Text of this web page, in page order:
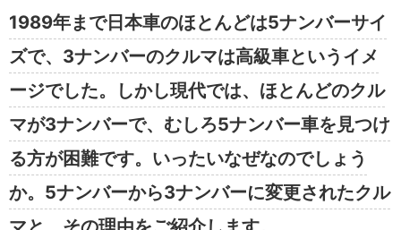
1989年まで日本車のほとんどは5ナンバーサイ
ズで、3ナンバーのクルマは高級車というイメ
ージでした。しかし現代では、ほとんどのクル
マが3ナンバーで、むしろ5ナンバー車を見つけ
る方が困難です。いったいなぜなのでしょう
か。5ナンバーから3ナンバーに変更されたクル